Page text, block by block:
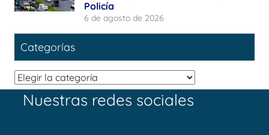
Policía
6 de agosto de 2026
Categorías
Categorías
Nuestras redes sociales